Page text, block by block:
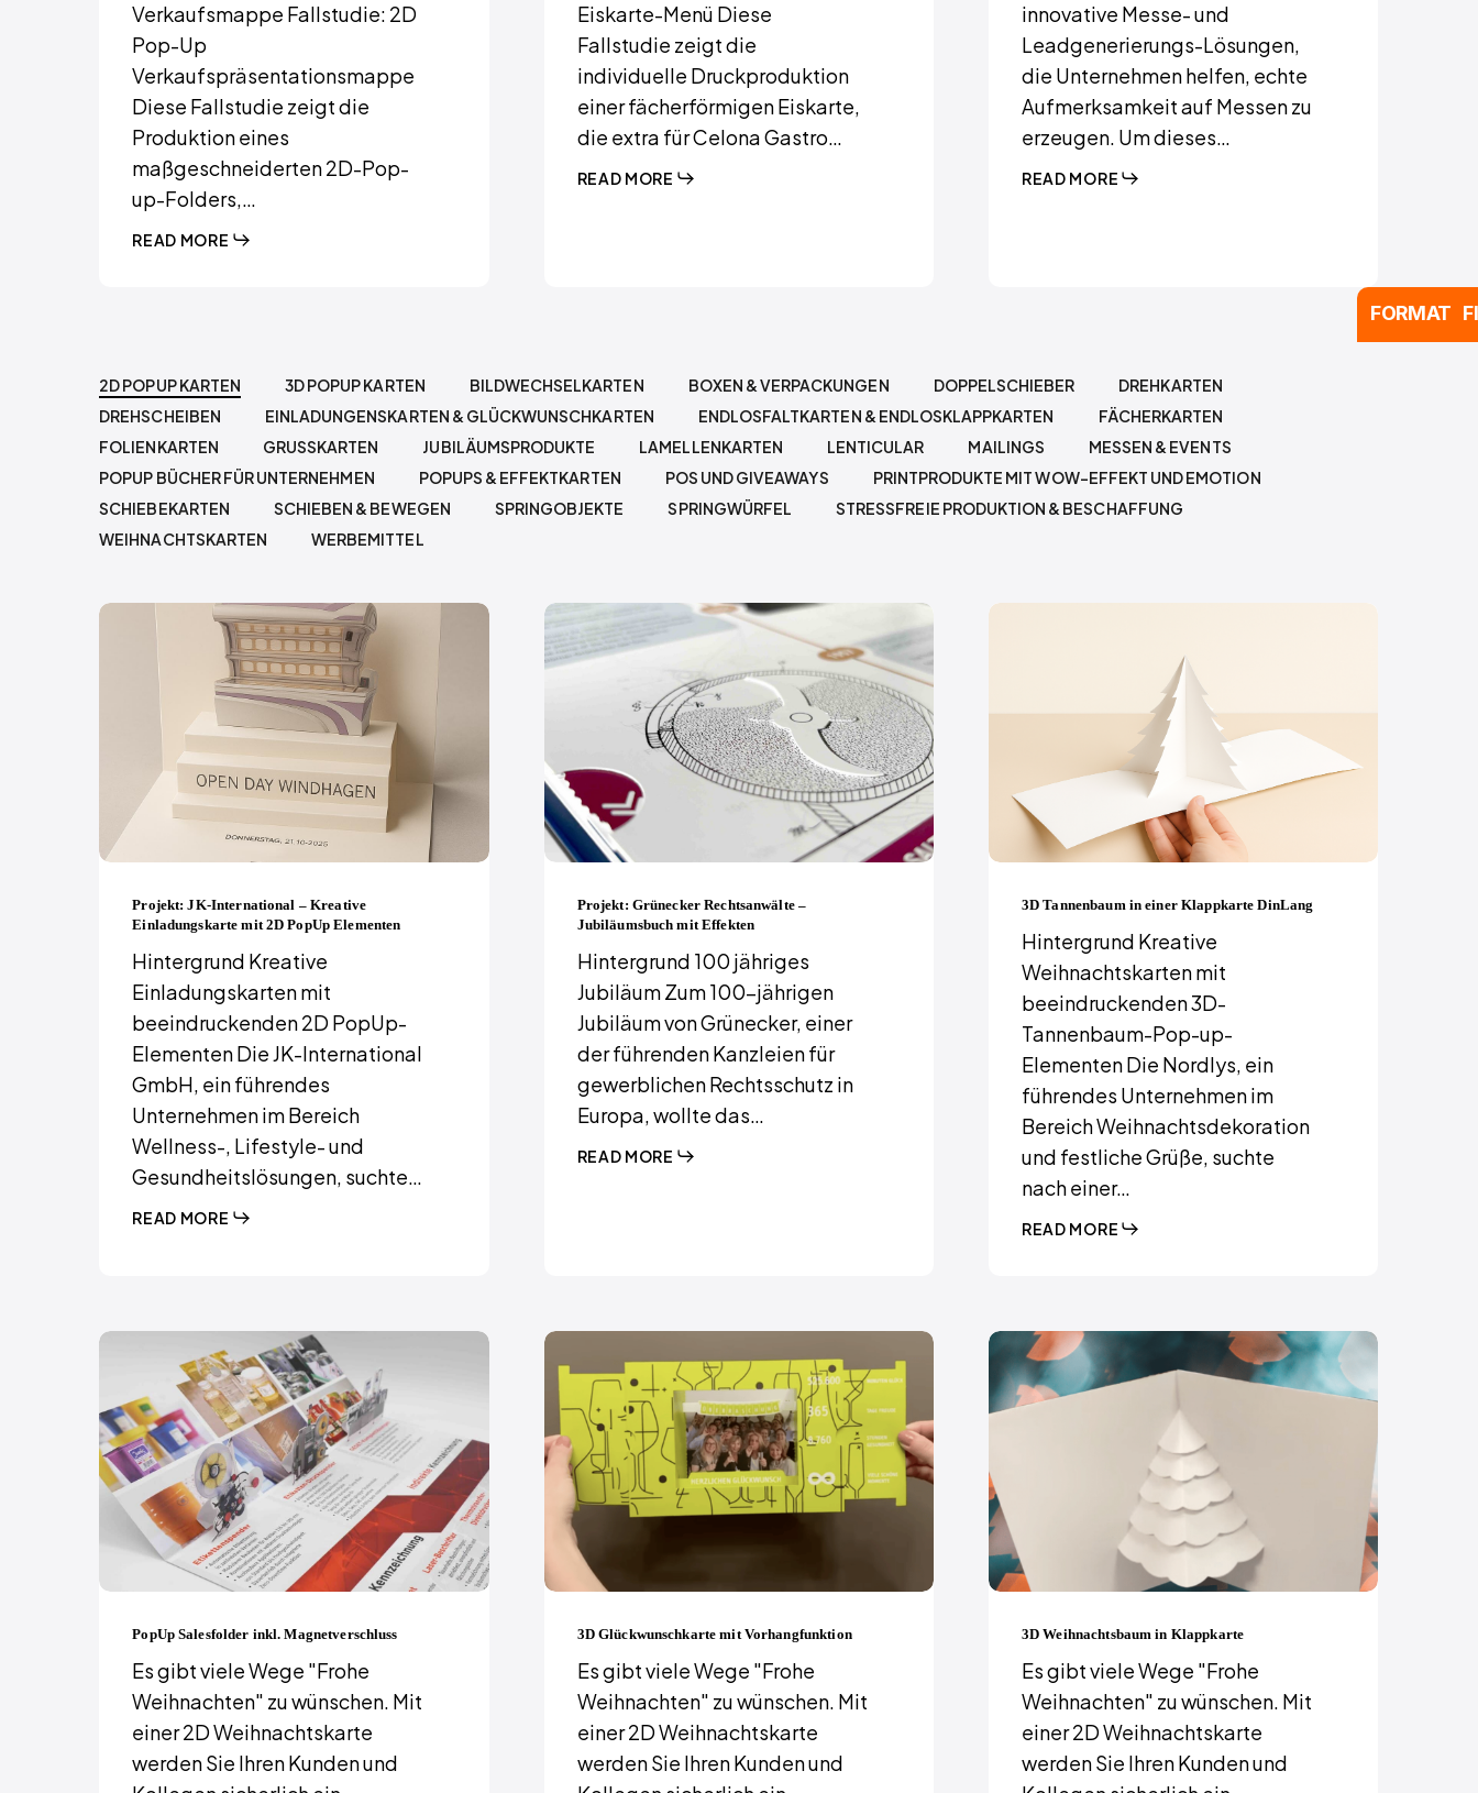
FORMAT
Verkaufsmappe Fallstudie: 2D
Pop-Up
Verkaufspräsentationsmappe
Diese Fallstudie zeigt die
Produktion eines
maßgeschneiderten 2D-Pop-
up-Folders,…
READ MORE
Eiskarte-Menü Diese
Fallstudie zeigt die
individuelle Druckproduktion
einer fächerförmigen Eiskarte,
die extra für Celona Gastro…
READ MORE
innovative Messe- und
Leadgenerierungs-Lösungen,
die Unternehmen helfen, echte
Aufmerksamkeit auf Messen zu
erzeugen. Um dieses…
READ MORE
2D POPUP KARTEN 3D POPUP KARTEN BILDWECHSELKARTEN BOXEN & VERPACKUNGEN DOPPELSCHIEBER
DREHKARTEN
DREHSCHEIBEN
EINLADUNGENSKARTEN & GLÜCKWUNSCHKARTEN ENDLOSFALTKARTEN & ENDLOSKLAPPKARTEN
FÄCHERKARTEN
FOLIENKARTEN
GRUSSKARTEN JUBILÄUMSPRODUKTE LAMELLENKARTEN LENTICULAR MAILINGS
MESSEN & EVENTS
POPUP BÜCHER FÜR UNTERNEHMEN
POPUPS & EFFEKTKARTEN POS UND GIVEAWAYS
PRINTPRODUKTE MIT WOW-EFFEKT UND EMOTION
SCHIEBEKARTEN
SCHIEBEN & BEWEGEN SPRINGOBJEKTE SPRINGWÜRFEL
STRESSFREIE PRODUKTION & BESCHAFFUNG
WEIHNACHTSKARTEN
WERBEMITTEL
Projekt: JK-International – Kreative
Einladungskarte mit 2D PopUp Elementen
Hintergrund Kreative
Einladungskarten mit
beeindruckenden 2D PopUp-
Elementen Die JK-International
GmbH, ein führendes
Unternehmen im Bereich
Wellness-, Lifestyle- und
Gesundheitslösungen, suchte…
READ MORE
Projekt: Grünecker Rechtsanwälte –
Jubiläumsbuch mit Effekten
Hintergrund 100 jähriges
Jubiläum Zum 100-jährigen
Jubiläum von Grünecker, einer
der führenden Kanzleien für
gewerblichen Rechtsschutz in
Europa, wollte das…
READ MORE
3D Tannenbaum in einer Klappkarte DinLang
Hintergrund Kreative
Weihnachtskarten mit
beeindruckenden 3D-
Tannenbaum-Pop-up-
Elementen Die Nordlys, ein
führendes Unternehmen im
Bereich Weihnachtsdekoration
und festliche Grüße, suchte
nach einer…
READ MORE
PopUp Salesfolder inkl. Magnetverschluss
Es gibt viele Wege "Frohe
Weihnachten" zu wünschen. Mit
einer 2D Weihnachtskarte
werden Sie Ihren Kunden und
3D Glückwunschkarte mit Vorhangfunktion
Es gibt viele Wege "Frohe
Weihnachten" zu wünschen. Mit
einer 2D Weihnachtskarte
werden Sie Ihren Kunden und
3D Weihnachtsbaum in Klappkarte
Es gibt viele Wege "Frohe
Weihnachten" zu wünschen. Mit
einer 2D Weihnachtskarte
werden Sie Ihren Kunden und